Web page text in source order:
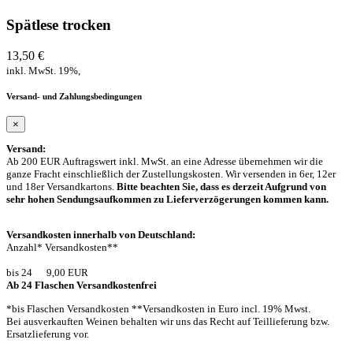
Spätlese trocken
13,50 €
inkl. MwSt. 19%,
Versand- und Zahlungsbedingungen
×
Versand:
Ab 200 EUR Auftragswert inkl. MwSt. an eine Adresse übernehmen wir die
ganze Fracht einschließlich der Zustellungskosten. Wir versenden in 6er, 12er
und 18er Versandkartons. Bitte beachten Sie, dass es derzeit Aufgrund von
sehr hohen Sendungsaufkommen zu Lieferverzögerungen kommen kann.
Versandkosten innerhalb von Deutschland:
Anzahl* Versandkosten**
bis 24 9,00 EUR
Ab 24 Flaschen Versandkostenfrei
*bis Flaschen Versandkosten **Versandkosten in Euro incl. 19% Mwst.
Bei ausverkauften Weinen behalten wir uns das Recht auf Teillieferung bzw.
Ersatzlieferung vor.